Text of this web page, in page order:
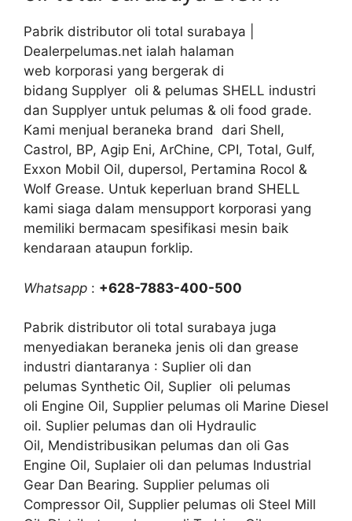
Pabrik distributor oli total surabaya |
Dealerpelumas.net ialah halaman
web korporasi yang bergerak di
bidang Supplyer oli & pelumas SHELL industri
dan Supplyer untuk pelumas & oli food grade.
Kami menjual beraneka brand dari Shell,
Castrol, BP, Agip Eni, ArChine, CPI, Total, Gulf,
Exxon Mobil Oil, dupersol, Pertamina Rocol &
Wolf Grease. Untuk keperluan brand SHELL
kami siaga dalam mensupport korporasi yang
memiliki bermacam spesifikasi mesin baik
kendaraan ataupun forklip.
Whatsapp : +628-7883-400-500
Pabrik distributor oli total surabaya juga
menyediakan beraneka jenis oli dan grease
industri diantaranya : Suplier oli dan
pelumas Synthetic Oil, Suplier oli pelumas
oli Engine Oil, Supplier pelumas oli Marine Diesel
oil. Suplier pelumas dan oli Hydraulic
Oil, Mendistribusikan pelumas dan oli Gas
Engine Oil, Suplaier oli dan pelumas Industrial
Gear Dan Bearing. Supplier pelumas oli
Compressor Oil, Supplier pelumas oli Steel Mill